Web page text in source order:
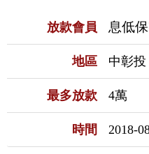
放款會員 息低
地區 中彰投
最多放款 4萬
時間 2018-